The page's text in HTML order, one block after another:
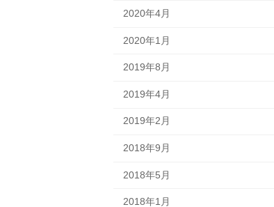
2020年4月
2020年1月
2019年8月
2019年4月
2019年2月
2018年9月
2018年5月
2018年1月